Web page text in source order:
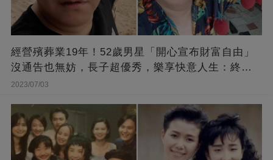
經營殯葬業19年！52歲男星「開心宣布財富自由」
沒通告也無妨，長子超優秀，樂享快意人生：終于
能遊山玩水！
2023/07/03